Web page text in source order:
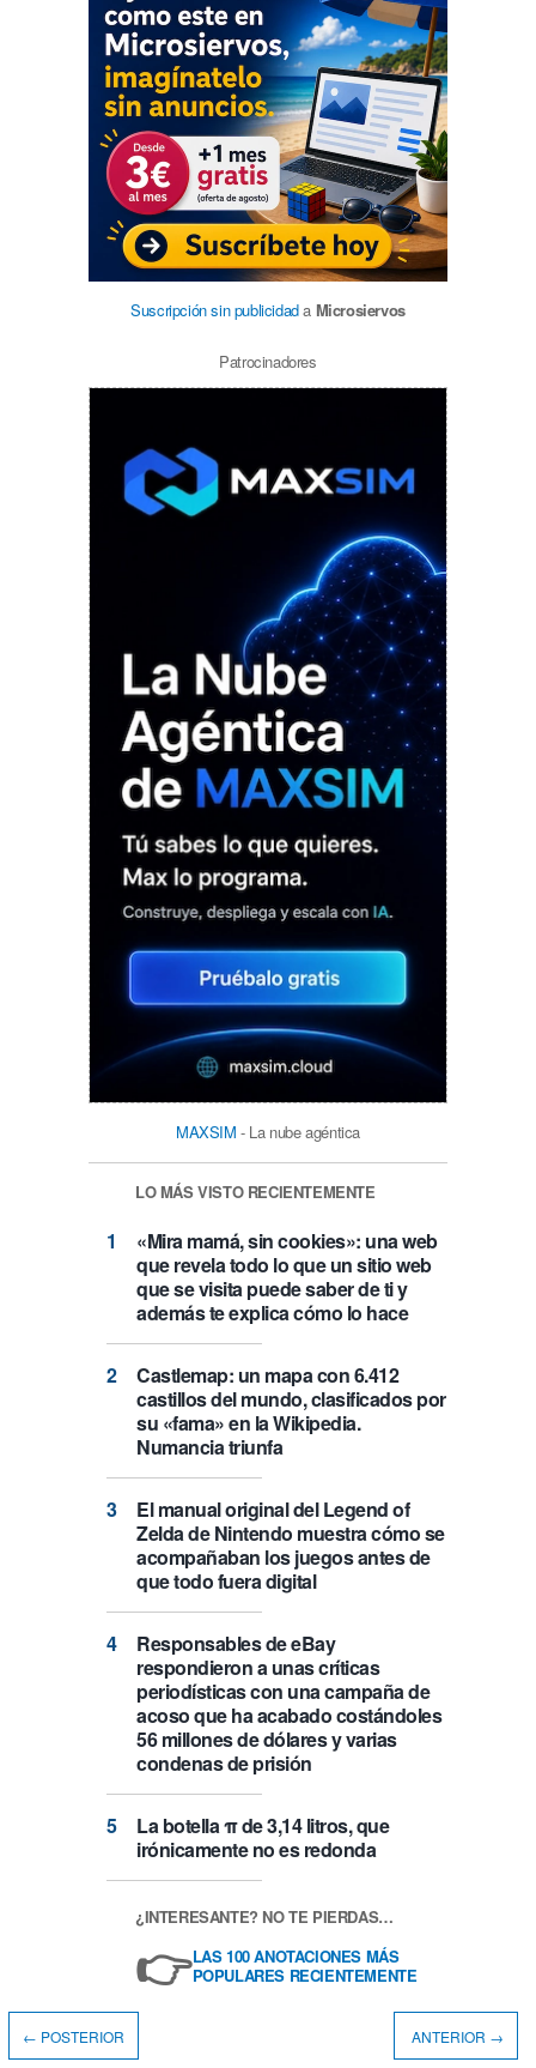
Suscripción sin publicidada Microsiervos
Patrocinadores
MAXSIM - La nube agéntica
LO MÁS VISTO RECIENTEMENTE
«Mira mamá, sin cookies»: una web
que revela todo lo que un sitio web
que se visita puede saber de ti y
además te explica cómo lo hace
Castlemap: un mapa con 6.412
castillos del mundo, clasificados por
su «fama» en la Wikipedia.
Numancia triunfa
El manual original del Legend of
Zelda de Nintendo muestra cómo se
acompañaban los juegos antes de
que todo fuera digital
Responsables de eBay
respondieron a unas críticas
periodísticas con una campaña de
acoso que ha acabado costándoles
56 millones de dólares y varias
condenas de prisión
La botella π de 3,14 litros, que
irónicamente no es redonda
¿INTERESANTE? NO TE PIERDAS…
👉LAS 100 ANOTACIONES MÁS
POPULARES RECIENTEMENTE
← POSTERIOR ANTERIOR →